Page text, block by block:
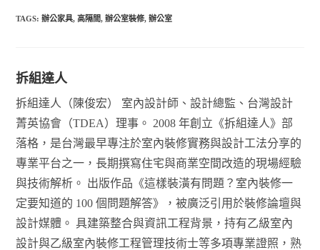
TAGS:辦公家具, 高隔間, 辦公室裝修, 辦公室
拆組達人
拆組達人（陳俊宏） 室內設計師、設計總監、台灣設計
菁英協會（TDEA）理事。 2008 年創立《拆組達人》部
落格，是台灣最早專注於室內裝修實務與設計工法分享的
專業平台之一，長期撰寫住宅與商業空間改造的現場經驗
與技術解析。 出版作品《這樣裝潢有問題？室內裝修一
定要知道的 100 個問題解答》，被廣泛引用於裝修論壇與
設計媒體。 具建築整合與資訊工程背景，持有乙級室內
設計與乙級室內裝修工程管理技術士等多項專業證照，熟